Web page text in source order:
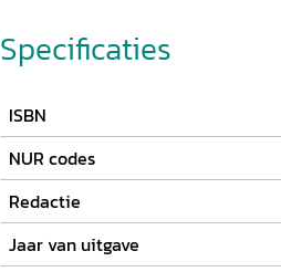
Specificaties
ISBN
NUR codes
Redactie
Jaar van uitgave